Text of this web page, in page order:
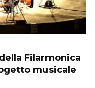
Filarmonica
musicale